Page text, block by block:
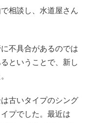
相談し、水道屋さん
不具合があるのでは
ということで、新し
古いタイプのシング
プでした。最近は